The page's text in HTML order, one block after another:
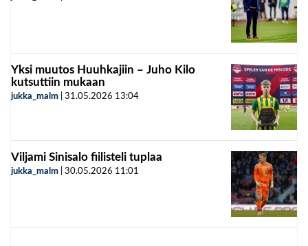
Yksi muutos Huuhkajiin – Juho Kilo
kutsuttiin mukaan
jukka_malm 31.05.2026 13:04
Viljami Sinisalo fiilisteli tuplaa
jukka_malm 30.05.2026 11:01